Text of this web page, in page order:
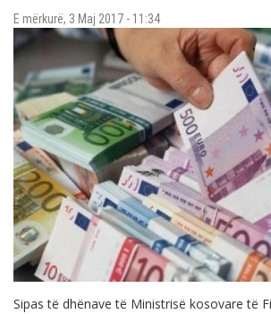
E mërkurë, 3 Maj 2017 - 11:34
Sipas të dhënave të Ministrisë kosovare të